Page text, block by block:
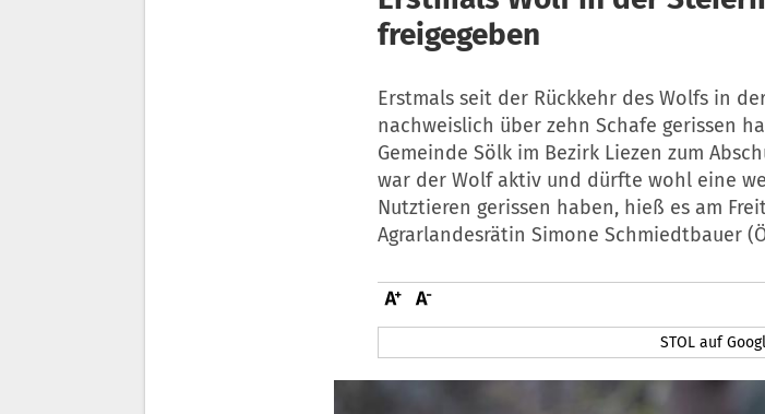
freigegeben
Erstmals seit der Rückkehr des Wolfs in
nachweislich über zehn Schafe gerissen
Gemeinde Sölk im Bezirk Liezen zum
war der Wolf aktiv und dürfte wohl eine
Nutztieren gerissen haben, hieß es am
Agrarlandesrätin Simone Schmiedtbauer
STOL auf